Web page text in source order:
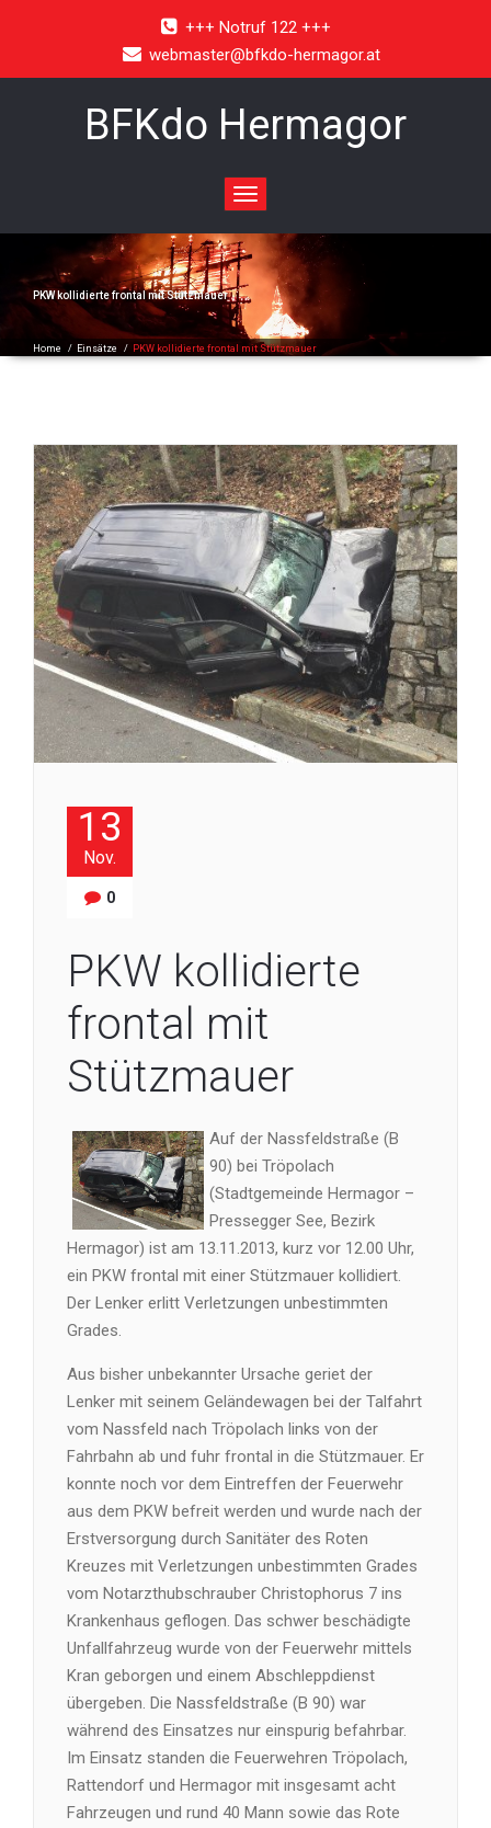
+++ Notruf 122 +++
webmaster@bfkdo-hermagor.at
BFKdo Hermagor
Toggle
navigation
PKW kollidierte frontal mit Stützmauer
Home / Einsätze / PKW kollidierte frontal mit Stützmauer
13
Nov.
0
PKW kollidierte
frontal mit
Stützmauer
Auf der Nassfeldstraße (B
90) bei Tröpolach
(Stadtgemeinde Hermagor –
Pressegger See, Bezirk
Hermagor) ist am 13.11.2013, kurz vor 12.00 Uhr,
ein PKW frontal mit einer Stützmauer kollidiert.
Der Lenker erlitt Verletzungen unbestimmten
Grades.
Aus bisher unbekannter Ursache geriet der
Lenker mit seinem Geländewagen bei der Talfahrt
vom Nassfeld nach Tröpolach links von der
Fahrbahn ab und fuhr frontal in die Stützmauer. Er
konnte noch vor dem Eintreffen der Feuerwehr
aus dem PKW befreit werden und wurde nach der
Erstversorgung durch Sanitäter des Roten
Kreuzes mit Verletzungen unbestimmten Grades
vom Notarzthubschrauber Christophorus 7 ins
Krankenhaus geflogen. Das schwer beschädigte
Unfallfahrzeug wurde von der Feuerwehr mittels
Kran geborgen und einem Abschleppdienst
übergeben. Die Nassfeldstraße (B 90) war
während des Einsatzes nur einspurig befahrbar.
Im Einsatz standen die Feuerwehren Tröpolach,
Rattendorf und Hermagor mit insgesamt acht
Fahrzeugen und rund 40 Mann sowie das Rote